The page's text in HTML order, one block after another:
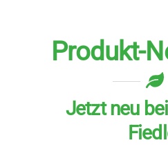
Produkt-
Jetzt neu